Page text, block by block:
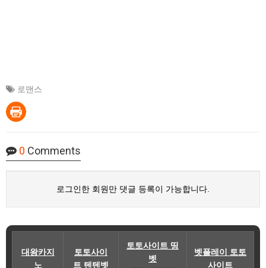
로맨스
0 Comments
로그인한 회원만 댓글 등록이 가능합니다.
대왕카지
노
토토사이
트 텐텐벳
토토사이트 띵
벳
벳플레이 토토
사이트